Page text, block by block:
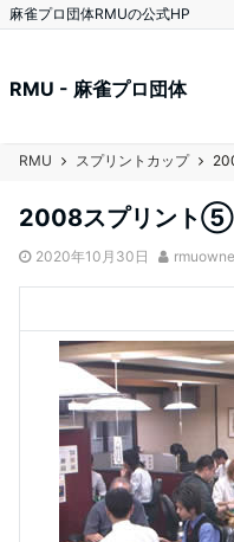
麻雀プロ団体RMUの公式HP
RMU - 麻雀プロ団体
RMU スプリントカップ
2008スプリント⑤
2020年10月30日